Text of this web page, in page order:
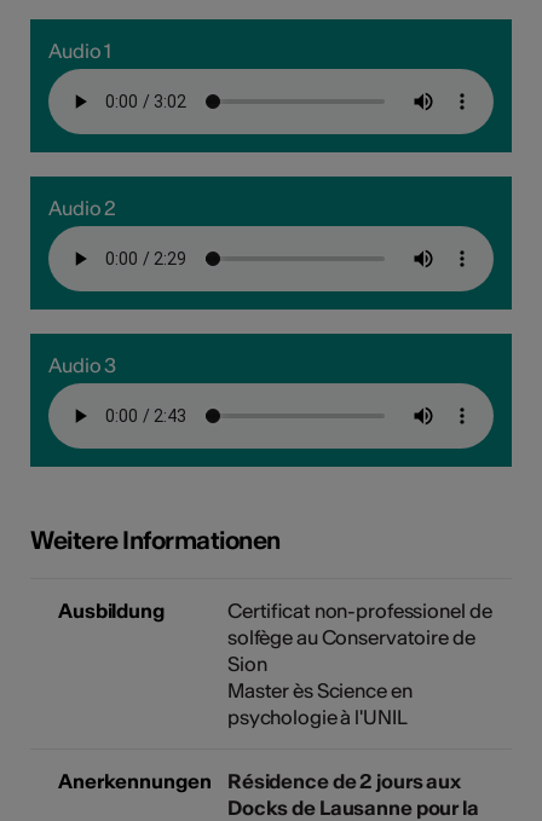
Audio 1
Audio 2
Audio 3
Weitere Informationen
Ausbildung
Certificat non-professionel de
solfège au Conservatoire de
Sion
Master ès Science en
psychologie à l'UNIL
Anerkennungen
Résidence de 2 jours aux
Docks de Lausanne pour la